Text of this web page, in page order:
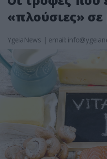
«πλούσιες» σε
YgeiaNews | email: